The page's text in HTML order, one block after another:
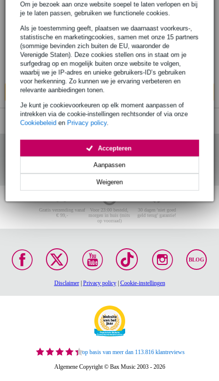
Om je bezoek aan onze website soepel te laten verlopen en bij
je te laten passen, gebruiken we functionele cookies.
Als je toestemming geeft, plaatsen we daarnaast voorkeurs-,
statistische en marketingcookies, samen met onze 15 partners
(sommige bevinden zich buiten de EU, waaronder de
Verenigde Staten). Deze cookies stellen ons in staat om je
surfgedrag op en mogelijk buiten onze website te volgen,
waarbij we je IP-adres en unieke gebruikers-ID’s gebruiken
voor herkenning. Zo kunnen we je ervaring verbeteren en
relevante aanbiedingen tonen.
Je kunt je cookievoorkeuren op elk moment aanpassen of
intrekken via de cookie-instellingen rechtsonder of via onze
Cookiebeleid en Privacy policy.
Weigeren
Aanpassen
Accepteren
NUX N-HHP-01 hi-hat pedaal voor DP-
2000 en DM drum kits
Adviesprijs € 94,- € 76,-
Op voorraad bij de leverancier
In mijn winkelwagen
Gratis verzending vanaf
€ 99,-
Voor 23:00 besteld,
morgen in huis (mits
op voorraad)
30 dagen 'niet goed
geld terug' garantie!
BLOG
Disclaimer| Privacy policy| Cookie-instellingen
op basis van meer dan 113.816 klantreviews
Algemene Copyright © Bax Music 2003 - 2026